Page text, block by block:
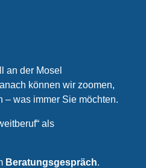
an der Mosel
können wir zoomen,
– was immer Sie möchten.
als
Beratungsgespräch.